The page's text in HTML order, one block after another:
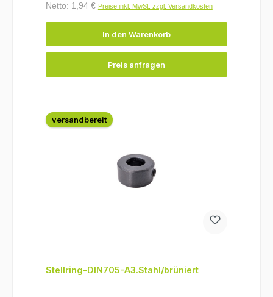
Netto: 1,94 € Preise inkl. MwSt. zzgl. Versandkosten
In den Warenkorb
Preis anfragen
versandbereit
Stellring-DIN705-A3.Stahl/brüniert